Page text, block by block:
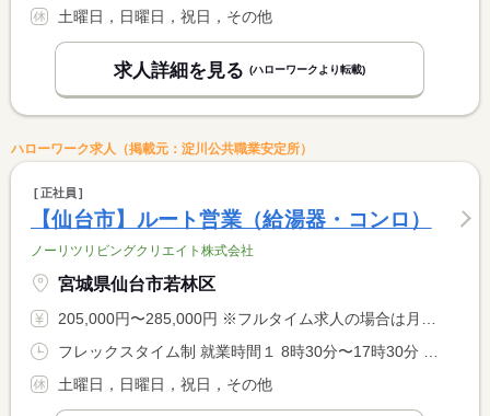
土曜日，日曜日，祝日，その他
求人詳細を見る (ハローワークより転載)
ハローワーク求人（掲載元：淀川公共職業安定所）
正社員
【仙台市】ルート営業（給湯器・コンロ）
ノーリツリビングクリエイト株式会社
宮城県仙台市若林区
205,000円〜285,000円 ※フルタイム求人の場合は月額（換算額）、パート求人の場合は時間額を表示しています。
土曜日，日曜日，祝日，その他